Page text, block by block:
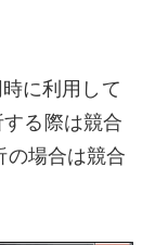
時に利用して
る際は競合
の場合は競合